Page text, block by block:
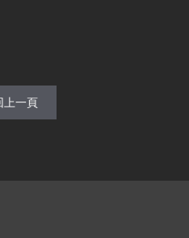
上一頁